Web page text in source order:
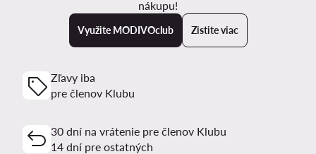
nákupu!
Využite MODIVOclub Zistite viac
Zľavy iba
pre členov Klubu
30 dní na vrátenie pre členov Klubu
14 dní pre ostatných